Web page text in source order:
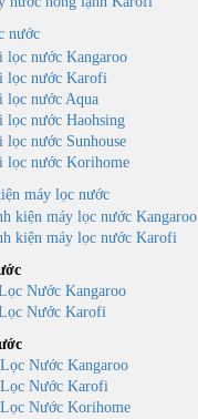
nước
lọc nước Kangaroo
lọc nước Karofi
lọc nước Aqua
lọc nước Haohsing
lọc nước Sunhouse
lọc nước Korihome
máy lọc nước
kiện máy lọc nước Kangaroo
kiện máy lọc nước Karofi
Nước Kangaroo
Nước Karofi
Nước Kangaroo
Nước Karofi
Nước Korihome